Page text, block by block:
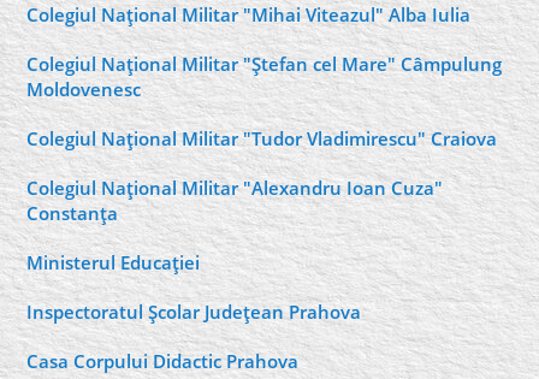
Colegiul Naţional Militar "Mihai Viteazul" Alba Iulia
Colegiul Naţional Militar "Ştefan cel Mare" Câmpulung
Moldovenesc
Colegiul Naţional Militar "Tudor Vladimirescu" Craiova
Colegiul Naţional Militar "Alexandru Ioan Cuza"
Constanţa
Ministerul Educaţiei
Inspectoratul Şcolar Judeţean Prahova
Casa Corpului Didactic Prahova